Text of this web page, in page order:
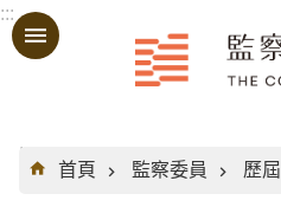
跳到主要內容區塊
:::
:::
首頁
監察委員 歷屆